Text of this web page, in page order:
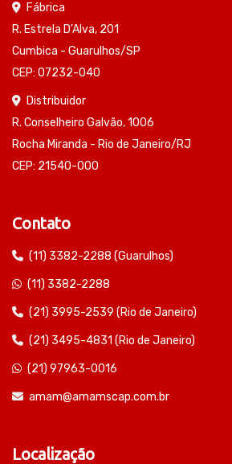
Fábrica
R. Estrela D'Alva, 201
Cumbica - Guarulhos/SP
CEP: 07232-040
Distribuidor
R. Conselheiro Galvão, 1006
Rocha Miranda - Rio de Janeiro/RJ
CEP: 21540-000
Contato
(11) 3382-2288 (Guarulhos)
(11) 3382-2288
(21) 3995-2539 (Rio de Janeiro)
(21) 3495-4831 (Rio de Janeiro)
(21) 97963-0016
amam@amamscap.com.br
Localização